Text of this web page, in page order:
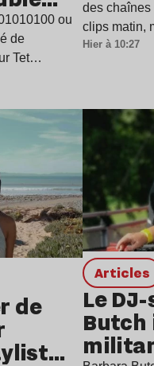
ou
de
Tet…
des
clips matin,
Hier à 10:27
de
Articles
Le
Butch
Lire l’article